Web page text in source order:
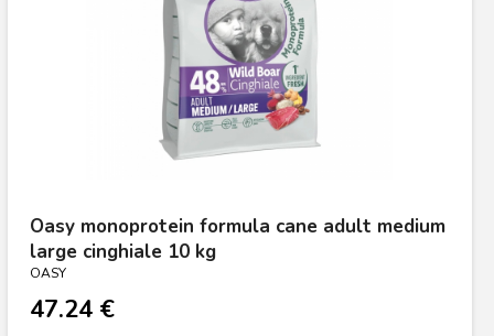
Oasy monoprotein formula cane adult medium
large cinghiale 10 kg
OASY
47.24 €